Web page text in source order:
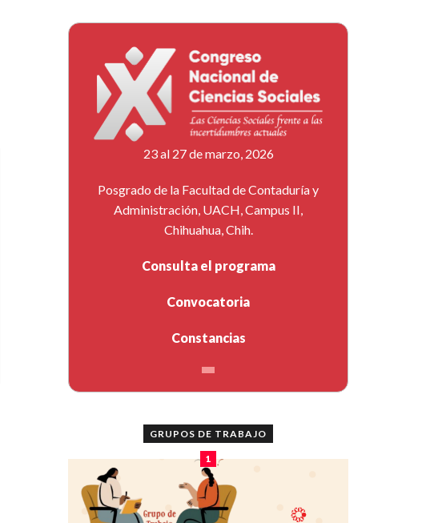
23 al 27 de marzo, 2026
Posgrado de la Facultad de Contaduría y
Administración, UACH, Campus II,
Chihuahua, Chih.
Consulta el programa
Convocatoria
Constancias
GRUPOS DE TRABAJO
1